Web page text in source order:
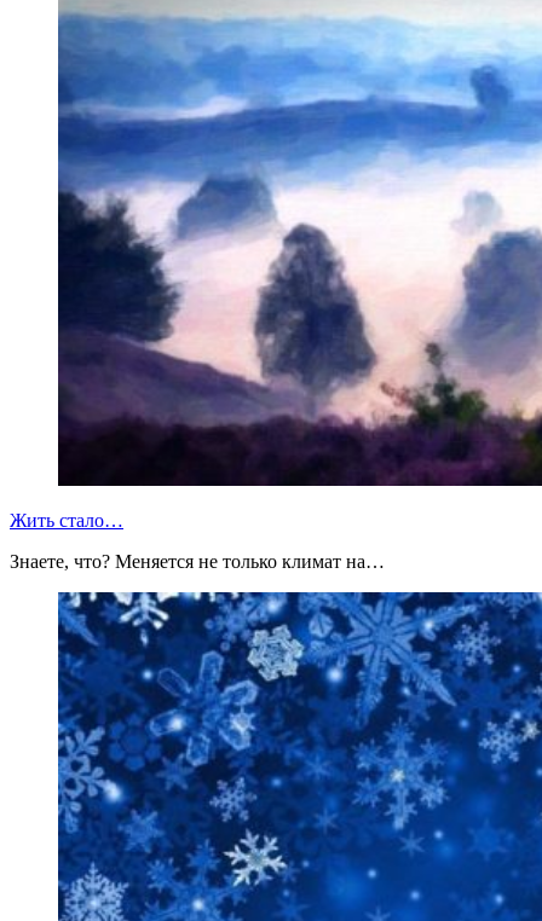
Жить стало…
Знаете, что? Меняется не только климат на…